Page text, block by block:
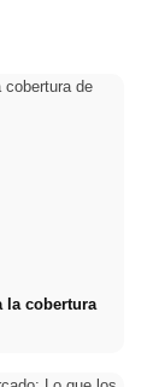
la cobertura